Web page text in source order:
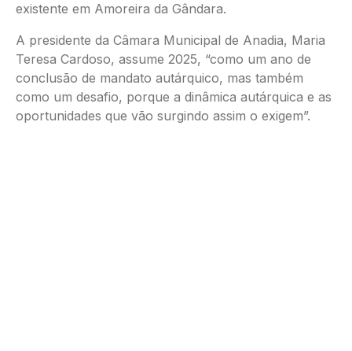
existente em Amoreira da Gândara.
A presidente da Câmara Municipal de Anadia, Maria
Teresa Cardoso, assume 2025, “como um ano de
conclusão de mandato autárquico, mas também
como um desafio, porque a dinâmica autárquica e as
oportunidades que vão surgindo assim o exigem”.